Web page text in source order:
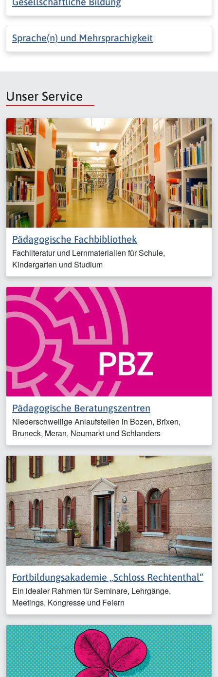
Sprache(n) und Mehrsprachigkeit
Unser Service
Pädagogische Fachbibliothek
Fachliteratur und Lernmaterialien für Schule,
Kindergarten und Studium
Pädagogische Beratungszentren
Niederschwellige Anlaufstellen in Bozen, Brixen,
Bruneck, Meran, Neumarkt und Schlanders
Fortbildungsakademie „Schloss Rechtenthal“
Ein idealer Rahmen für Seminare, Lehrgänge,
Meetings, Kongresse und Feiern